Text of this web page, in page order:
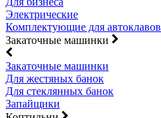
Электрические
Комплектующие для автоклавов
Закаточные машинки
Закаточные машинки
Для жестяных банок
Для стеклянных банок
Запайщики